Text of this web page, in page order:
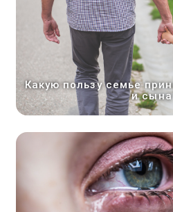
Какую пользу семье
и